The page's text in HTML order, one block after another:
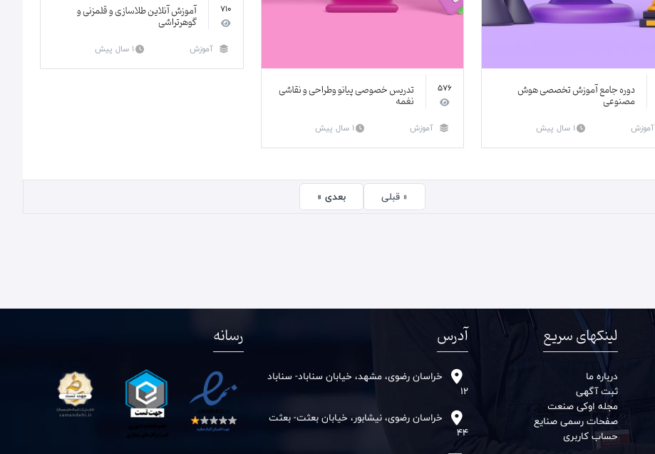
دوره جامع آموزش تخصصی هوش
مصنوعی
آموزش 1 سال پیش
576 تدریس خصوصی پیانو وطراحی و نقاشی
نغمه
آموزش 1 سال پیش
710 آموزش آنلاین طلاسازی و قلمزنی و
گوهرتراشی
آموزش 1 سال پیش
« قبلی بعدی »
لینکهای سریع
درباره ما
ثبت آگهی
مجله اوکی صنعت
صفحات رسمی صنایع
حساب کاربری
آدرس
خراسان رضوی، مشهد، خیابان سناباد- سناباد
12
خراسان رضوی، نیشابور، خیابان بعثت- بعثت
44
رسانه